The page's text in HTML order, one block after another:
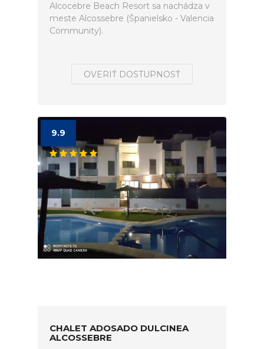
Alcocebre Beach Resort sa nachádza v
meste Alcossebre (Španielsko - Valencia
Community).
OVERIŤ DOSTUPNOSŤ
9.9
CHALET ADOSADO DULCINEA
ALCOSSEBRE